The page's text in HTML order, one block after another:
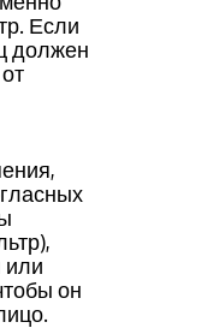
Если
должен
или
он